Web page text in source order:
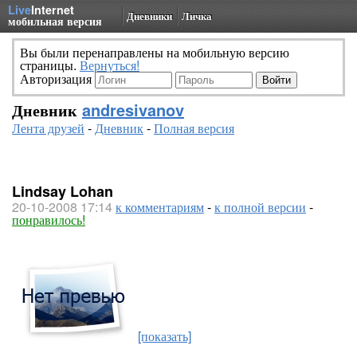
LiveInternet
мобильная версия Дневники Личка
Вы были перенаправлены на мобильную версию
страницы. Вернуться!
Авторизация
Дневник andresivanov
Лента друзей -Дневник-Полная версия
Lindsay Lohan
20-10-2008 17:14к комментариям-к полной версии -
понравилось!
[показать]